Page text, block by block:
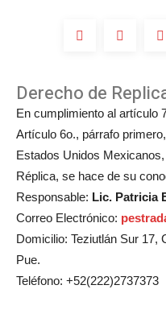
Derecho de
En cumplimiento al artículo
Artículo 6o., párrafo
Estados Unidos
Réplica, se hace de su
Responsable: Lic. Patricia
Correo Electrónico:
Domicilio: Teziutlán Sur 17,
Pue.
Teléfono: +52(222)2737373